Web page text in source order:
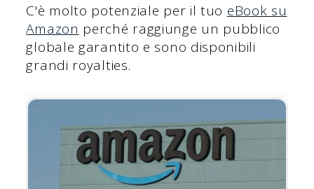
C'è molto potenziale per il tuo eBook su
Amazon perché raggiunge un pubblico
globale garantito e sono disponibili
grandi royalties.